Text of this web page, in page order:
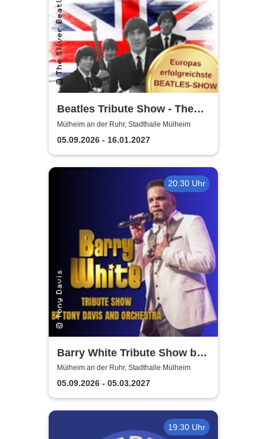
Beatles Tribute Show - The
Silver Beatles
Mülheim an der Ruhr, Stadthalle Mülheim
05.09.2026 - 16.01.2027
20:30 Uhr
Barry White Tribute Show by
Tony Davis and Orchestra
Mülheim an der Ruhr, Stadthalle Mülheim
05.09.2026 - 05.03.2027
19:30 Uhr